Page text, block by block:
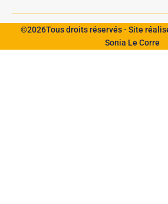
©2026Tous droits réservés - Site
Sonia Le Corre